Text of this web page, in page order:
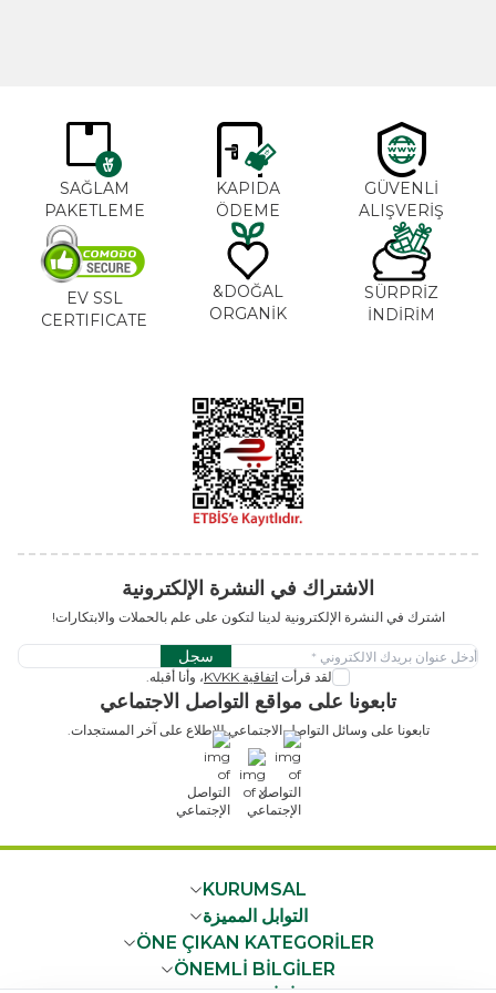
GÜVENLİ
ALIŞVERİŞ
KAPIDA
ÖDEME
SAĞLAM
PAKETLEME
SÜRPRİZ
İNDİRİM
DOĞAL&
ORGANİK
EV SSL
CERTIFICATE
الاشتراك في النشرة الإلكترونية
اشترك في النشرة الإلكترونية لدينا لتكون على علم بالحملات والابتكارات!
سجل
لقد قرأت اتفاقية KVKK ، وأنا أقبله.
تابعونا على مواقع التواصل الاجتماعي
تابعونا على وسائل التواصل الاجتماعي للاطلاع على آخر المستجدات.
x
KURUMSAL
التوابل المميزة
ÖNE ÇIKAN KATEGORİLER
ÖNEMLİ BİLGİLER